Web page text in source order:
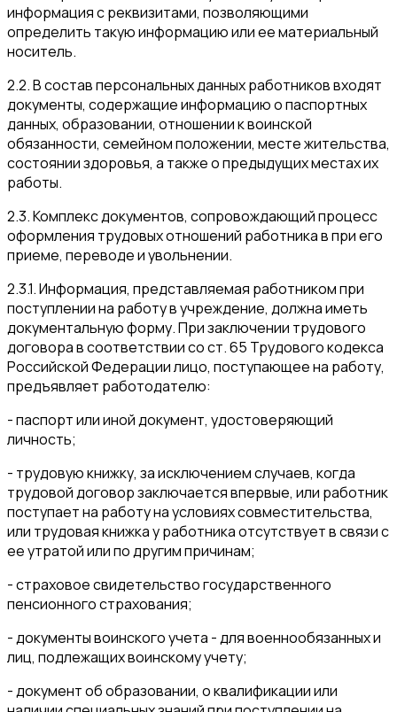
информация с реквизитами, позволяющими
определить такую информацию или ее материальный
носитель.
2.2. В состав персональных данных работников входят
документы, содержащие информацию о паспортных
данных, образовании, отношении к воинской
обязанности, семейном положении, месте жительства,
состоянии здоровья, а также о предыдущих местах их
работы.
2.3. Комплекс документов, сопровождающий процесс
оформления трудовых отношений работника в при его
приеме, переводе и увольнении.
2.3.1. Информация, представляемая работником при
поступлении на работу в учреждение, должна иметь
документальную форму. При заключении трудового
договора в соответствии со ст. 65 Трудового кодекса
Российской Федерации лицо, поступающее на работу,
предъявляет работодателю:
- паспорт или иной документ, удостоверяющий
личность;
- трудовую книжку, за исключением случаев, когда
трудовой договор заключается впервые, или работник
поступает на работу на условиях совместительства,
или трудовая книжка у работника отсутствует в связи с
ее утратой или по другим причинам;
- страховое свидетельство государственного
пенсионного страхования;
- документы воинского учета - для военнообязанных и
лиц, подлежащих воинскому учету;
- документ об образовании, о квалификации или